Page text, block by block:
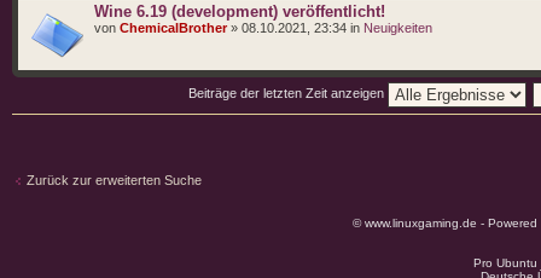
Wine 6.19 (development) veröffentlicht!
von ChemicalBrother» 08.10.2021, 23:34 in Neuigkeiten
Beiträge der letzten Zeit anzeigen
Zurück zur erweiterten Suche
© www.linuxgaming.de -
Pro